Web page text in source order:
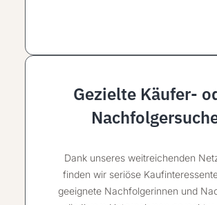
Gezielte Käufer-
Dank unseres weitreichenden
finden wir seriöse
geeignete Nachfolgerinnen und